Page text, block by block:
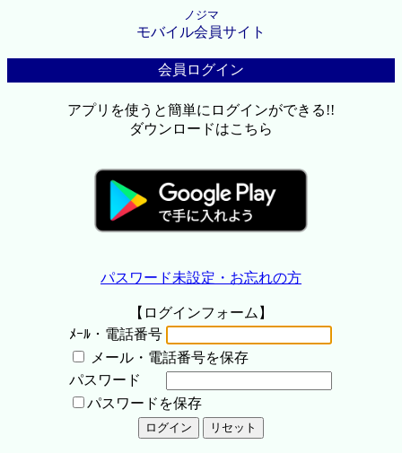
ノジマ
モバイル会員サイト
会員ログイン
アプリを使うと簡単にログインができる!!
ダウンロードはこちら
パスワード未設定・お忘れの方
【ログインフォーム】
ﾒｰﾙ・電話番号
メール・電話番号を保存
パスワード
パスワードを保存